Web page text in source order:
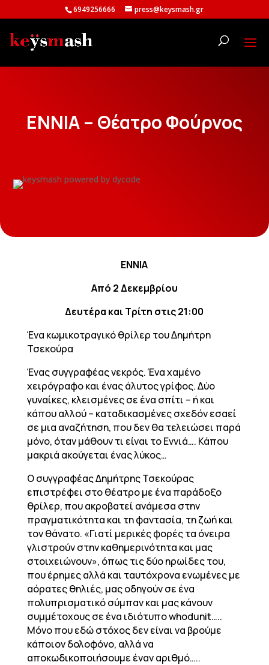
6949256666 press@keysmash.gr
ΕΝΝΙΑ – Θέατρο Φούρνος
ΕΝΝΙΑ
Από 2 Δεκεμβρίου
Δευτέρα και Τρίτη στις 21:00
Ένα κωμικοτραγικό θρίλερ του Δημήτρη
Τσεκούρα
Ένας συγγραφέας νεκρός. Ένα χαμένο
χειρόγραφο και ένας άλυτος γρίφος. Δύο
γυναίκες, κλεισμένες σε ένα σπίτι – ή και
κάπου αλλού – καταδικασμένες σχεδόν εσαεί
σε μια αναζήτηση, που δεν θα τελειώσει παρά
μόνο, όταν μάθουν τι είναι το Εννιά…. Κάπου
μακριά ακούγεται ένας λύκος…
Ο συγγραφέας Δημήτρης Τσεκούρας
επιστρέφει στο θέατρο με ένα παράδοξο
θρίλερ, που ακροβατεί ανάμεσα στην
πραγματικότητα και τη φαντασία, τη ζωή και
τον θάνατο. «Γιατί μερικές φορές τα όνειρα
γλιστρούν στην καθημερινότητα και μας
στοιχειώνουν», όπως τις δύο ηρωίδες του,
που έρημες αλλά και ταυτόχρονα ενωμένες με
αόρατες θηλιές, μας οδηγούν σε ένα
πολυπρισματικό σύμπαν και μας κάνουν
συμμέτοχους σε ένα ιδιότυπο whodunit…..
Mόνο που εδώ στόχος δεν είναι να βρούμε
κάποιον δολοφόνο, αλλά να
αποκωδικοποιήσουμε έναν αριθμό…..